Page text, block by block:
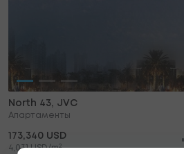
North 43, JVC
Апартаменты
173,340 USD
4,031 USD/m2